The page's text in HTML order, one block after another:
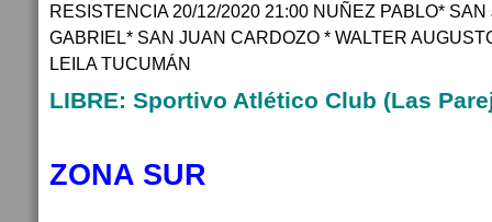
RESISTENCIA 20/12/2020 21:00 NUÑEZ PABLO*
GABRIEL* SAN JUAN CARDOZO * WALTER
LEILA TUCUMÁN
LIBRE: Sportivo Atlético Club (Las
ZONA SUR